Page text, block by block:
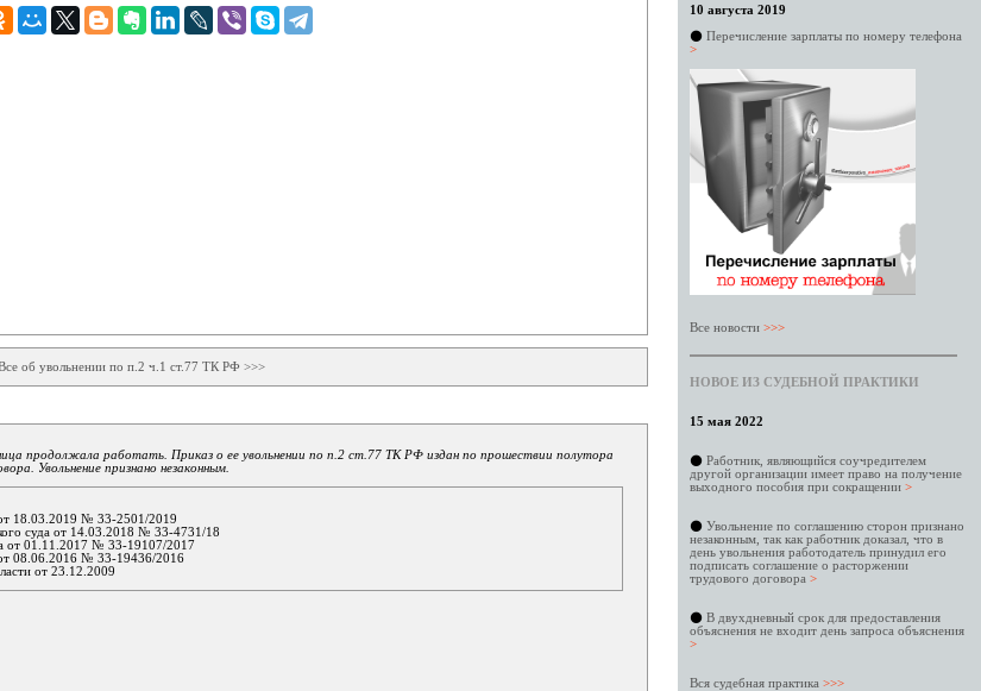
10 августа 2019
⚫ Перечисление зарплаты по номеру телефона
>
Все новости >>>
НОВОЕ ИЗ СУДЕБНОЙ ПРАКТИКИ
15 мая 2022
⚫ Работник, являющийся соучредителем
другой организации имеет право на получение
выходного пособия при сокращении >
⚫ Увольнение по соглашению сторон признано
незаконным, так как работник доказал, что в
день увольнения работодатель принудил его
подписать соглашение о расторжении
трудового договора >
⚫ В двухдневный срок для предоставления
объяснения не входит день запроса объяснения
>
Вся судебная практика >>>
об увольнении по п.2 ч.1 ст.77 ТК РФ >>>
продолжала работать. Приказ о ее увольнении по п.2 ст.77 ТК РФ издан по прошествии полутора
Увольнение признано незаконным.
18.03.2019 № 33-2501/2019
суда от 14.03.2018 № 33-4731/18
от 01.11.2017 № 33-19107/2017
08.06.2016 № 33-19436/2016
от 23.12.2009